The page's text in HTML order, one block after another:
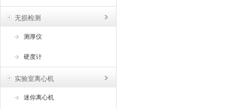
无损检测
测厚仪
硬度计
实验室离心机
迷你离心机